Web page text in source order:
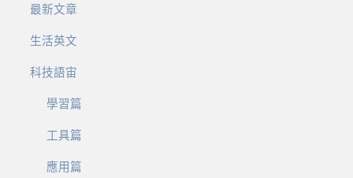
最新文章
生活英文
科技語宙
學習篇
工具篇
應用篇